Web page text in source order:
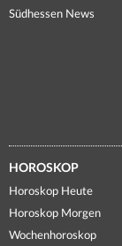
Südhessen News
HOROSKOP
Horoskop Heute
Horoskop Morgen
Wochenhoroskop